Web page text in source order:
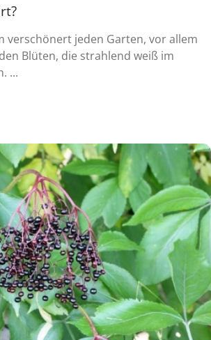
verschönert jeden Garten, vor allem
Blüten, die strahlend weiß im
...